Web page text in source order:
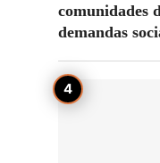
comunidades
demandas